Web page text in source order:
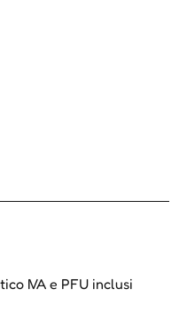
IVA e PFU inclusi